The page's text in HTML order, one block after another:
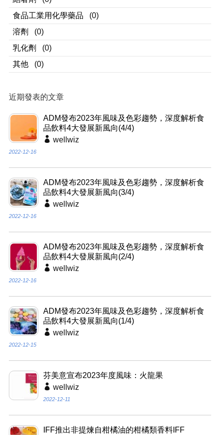
食品工業用化學藥品
(0)
溶劑
(0)
乳化劑
(0)
其他
(0)
近期發表的文章
ADM發布2023年風味及色彩趨勢，深度解析食
品飲料4大發展新風向(4/4)
wellwiz
2022-12-16
ADM發布2023年風味及色彩趨勢，深度解析食
品飲料4大發展新風向(3/4)
wellwiz
2022-12-16
ADM發布2023年風味及色彩趨勢，深度解析食
品飲料4大發展新風向(2/4)
wellwiz
2022-12-16
ADM發布2023年風味及色彩趨勢，深度解析食
品飲料4大發展新風向(1/4)
wellwiz
2022-12-15
芬美意宣布2023年度風味：火龍果
wellwiz
2022-12-11
IFF推出非提煉自柑橘油的柑橘類香料IFF